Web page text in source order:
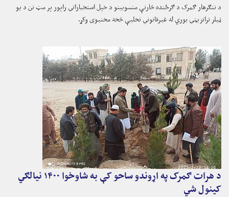
د ننګرهار ګمرک د ګرځنده څارنې منسوبینو د خپل استخباراتي راپور پر مټ نن د یو
ټیلر ترانزیټي بورې له غیرقانوني تخلیې څخه مخنیوی وکړ.
د هرات ګمرک په اړوندو ساحو کې به شاوخوا ۱۴۰۰ نیالګي
کینول شي